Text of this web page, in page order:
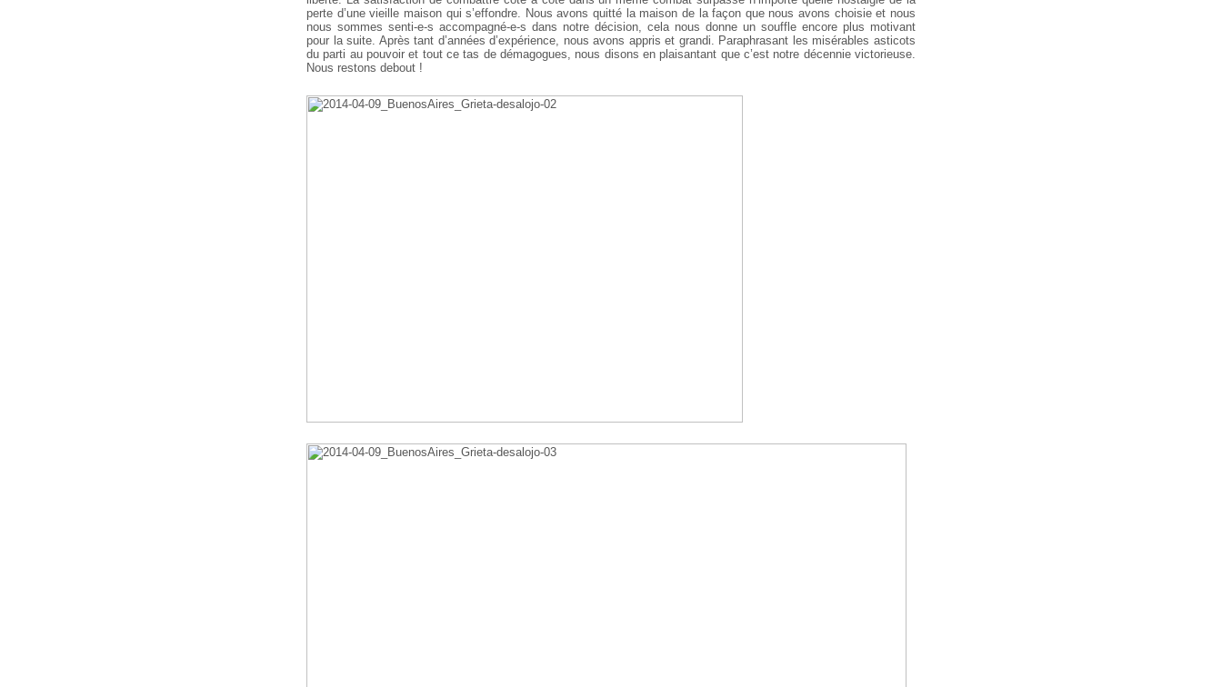
perte d’une vieille maison qui s’effondre. Nous avons quitté la maison de la façon que nous avons choisie et nous
nous sommes senti-e-s accompagné-e-s dans notre décision, cela nous donne un souffle encore plus motivant
pour la suite. Après tant d’années d’expérience, nous avons appris et grandi. Paraphrasant les misérables asticots
du parti au pouvoir et tout ce tas de démagogues, nous disons en plaisantant que c’est notre décennie victorieuse.
Nous restons debout !